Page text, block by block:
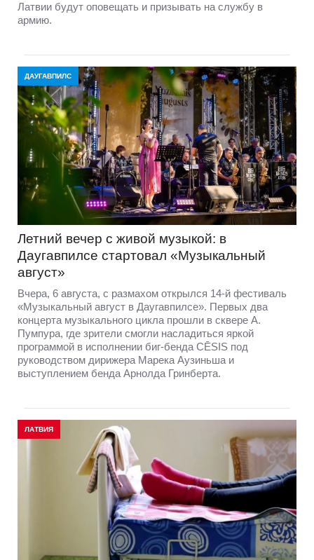
Латвии будут оповещать и призывать на службу в
армию.
ДАУГАВПИЛС
Летний вечер с живой музыкой: в
Даугавпилсе стартовал «Музыкальный
август»
Вчера, 6 августа, с размахом открылся 14-й фестиваль
«Музыкальный август в Даугавпилсе». Первых два
концерта музыкального цикла прошли в сквере А.
Пумпура, где зрители смогли насладиться яркой
программой в исполнении биг-бенда CĒSIS под
руководством дирижера Марека Аузиньша и
выступлением бенда Арнолда Гринберта.
ЛАТВИЯ